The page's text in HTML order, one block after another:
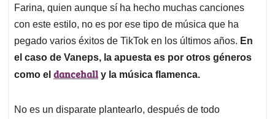
Farina, quien aunque sí ha hecho muchas canciones
con este estilo, no es por ese tipo de música que ha
pegado varios éxitos de TikTok en los últimos años. En
el caso de Vaneps, la apuesta es por otros géneros
como el dancehall y la música flamenca.
No es un disparate plantearlo, después de todo